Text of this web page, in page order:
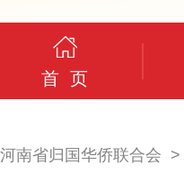
首 页
河南省归国华侨联合会